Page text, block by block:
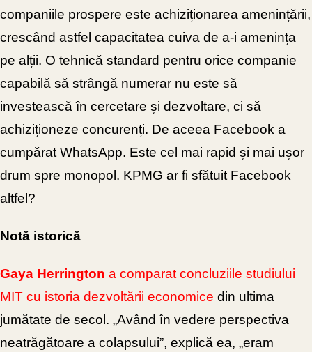
companiile prospere este achiziționarea amenințării,
crescând astfel capacitatea cuiva de a-i amenința
pe alții. O tehnică standard pentru orice companie
capabilă să strângă numerar nu este să
investească în cercetare și dezvoltare, ci să
achiziționeze concurenți. De aceea Facebook a
cumpărat WhatsApp. Este cel mai rapid și mai ușor
drum spre monopol. KPMG ar fi sfătuit Facebook
altfel?
Notă istorică
Gaya Herrington a comparat concluziile studiului
MIT cu istoria dezvoltării economice din ultima
jumătate de secol. „Având în vedere perspectiva
neatrăgătoare a colapsului”, explică ea, „eram